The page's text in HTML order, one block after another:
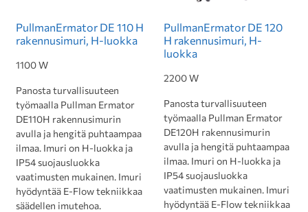
PullmanErmator DE 110 H
rakennusimuri, H-luokka
1100 W
Panosta turvallisuuteen
työmaalla Pullman Ermator
DE110H rakennusimurin
avulla ja hengitä puhtaampaa
ilmaa. Imuri on H-luokka ja
IP54 suojausluokka
vaatimusten mukainen. Imuri
hyödyntää E-Flow tekniikkaa
säädellen imutehoa.
PullmanErmator DE 120
H rakennusimuri, H-
luokka
2200 W
Panosta turvallisuuteen
työmaalla Pullman Ermator
DE120H rakennusimurin
avulla ja hengitä puhtaampaa
ilmaa. Imuri on H-luokka ja
IP54 suojausluokka
vaatimusten mukainen. Imuri
hyödyntää E-Flow tekniikkaa